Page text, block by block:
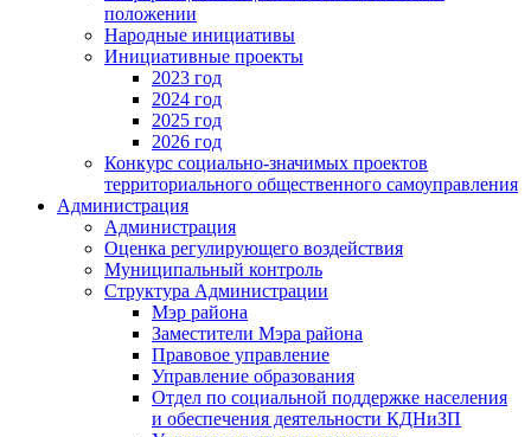
положении
Народные инициативы
Инициативные проекты
2023 год
2024 год
2025 год
2026 год
Конкурс социально-значимых проектов
территориального общественного самоуправления
Администрация
Администрация
Оценка регулирующего воздействия
Муниципальный контроль
Структура Администрации
Мэр района
Заместители Мэра района
Правовое управление
Управление образования
Отдел по социальной поддержке населения
и обеспечения деятельности КДНиЗП